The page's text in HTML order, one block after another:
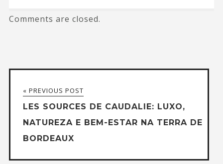
Comments are closed.
« PREVIOUS POST
LES SOURCES DE CAUDALIE: LUXO,
NATUREZA E BEM-ESTAR NA TERRA DE
BORDEAUX